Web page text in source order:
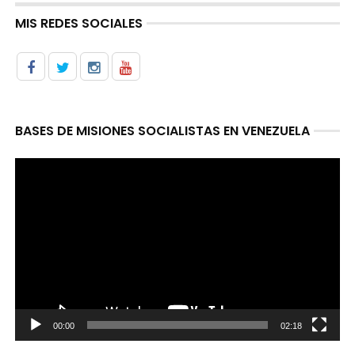
MIS REDES SOCIALES
BASES DE MISIONES SOCIALISTAS EN VENEZUELA
00:00 02:18